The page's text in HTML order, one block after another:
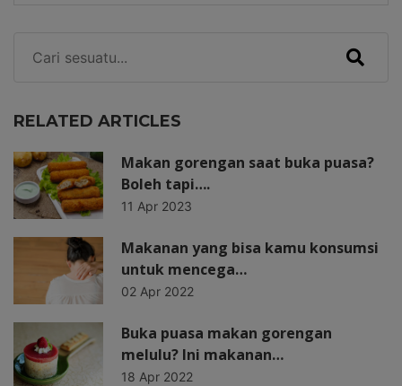
RELATED ARTICLES
Makan gorengan saat buka puasa?
Boleh tapi….
11 Apr 2023
Makanan yang bisa kamu konsumsi
untuk mencega…
02 Apr 2022
Buka puasa makan gorengan
melulu? Ini makanan…
18 Apr 2022